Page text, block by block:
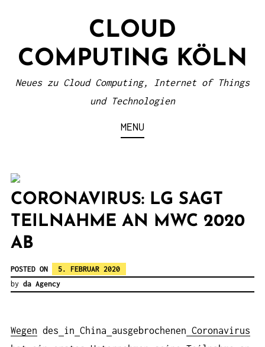
CLOUD
COMPUTING KÖLN
Neues zu Cloud Computing, Internet of Things
und Technologien
MENU
CORONAVIRUS: LG SAGT
TEILNAHME AN MWC 2020
AB
POSTED ON
5. FEBRUAR 2020
by da Agency
Wegen des in China ausgebrochenen Coronavirus